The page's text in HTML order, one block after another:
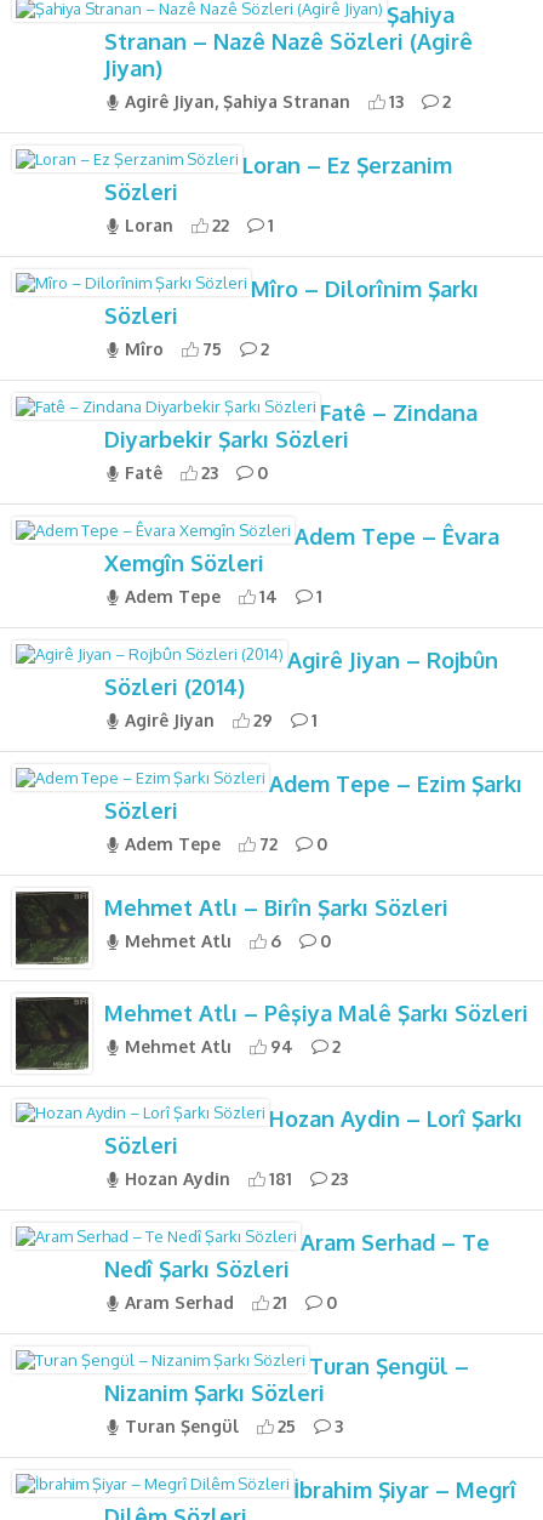
Şahiya
Stranan – Nazê Nazê Sözleri (Agirê
Jiyan)
Agirê Jiyan, Şahiya Stranan 13 2
Loran – Ez Şerzanim
Sözleri
Loran 22 1
Mîro – Dilorînim Şarkı
Sözleri
Mîro 75 2
Fatê – Zindana
Diyarbekir Şarkı Sözleri
Fatê 23 0
Adem Tepe – Êvara
Xemgîn Sözleri
Adem Tepe 14 1
Agirê Jiyan – Rojbûn
Sözleri (2014)
Agirê Jiyan 29 1
Adem Tepe – Ezim Şarkı
Sözleri
Adem Tepe 72 0
Mehmet Atlı – Birîn Şarkı Sözleri
Mehmet Atlı 6 0
Mehmet Atlı – Pêşiya Malê Şarkı Sözleri
Mehmet Atlı 94 2
Hozan Aydin – Lorî Şarkı
Sözleri
Hozan Aydin 181 23
Aram Serhad – Te
Nedî Şarkı Sözleri
Aram Serhad 21 0
Turan Şengül –
Nizanim Şarkı Sözleri
Turan Şengül 25 3
İbrahim Şiyar – Megrî